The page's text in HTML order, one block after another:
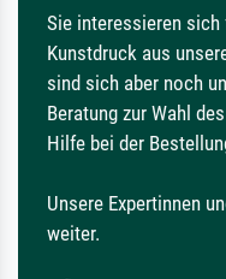
Sie interessieren sich
Kunstdruck aus
sind sich aber noch
Beratung zur Wahl
Hilfe bei der
Unsere Expertinnen
weiter.